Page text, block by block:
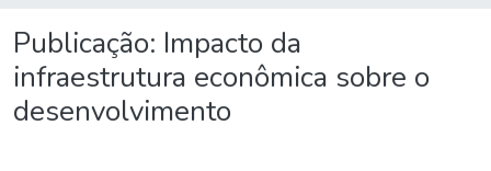
Publicação: Impacto da
infraestrutura econômica sobre o
desenvolvimento